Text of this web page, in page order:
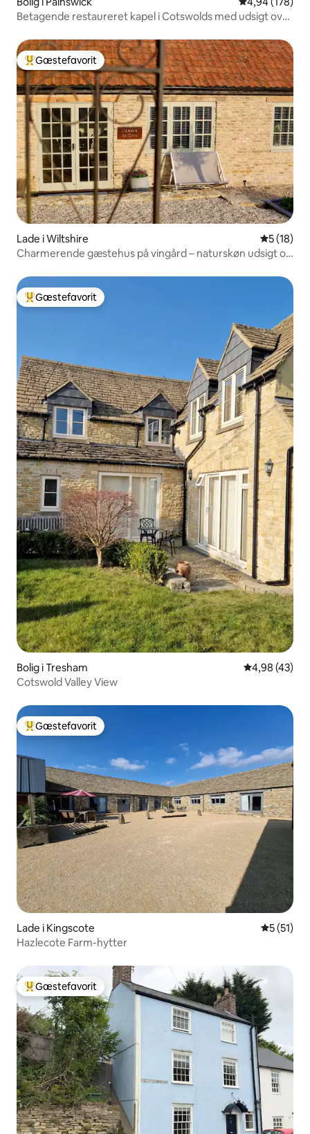
Betagende restaureret kapel i Cotswolds med udsigt over
Bedste gæstefavorit
Gæstefavorit
Lade i Wiltshire 5 ud af 5 i
5 (18)
Charmerende gæstehus på vingård – naturskøn udsigt og
Bedste gæstefavorit
Gæstefavorit
Bolig i Tresham 4,98 ud af 5 i
4,98 (43)
Cotswold Valley View
Bedste gæstefavorit
Gæstefavorit
Lade i Kingscote 5 ud af 5
5 (51)
Hazlecote Farm-hytter
Bedste gæstefavorit
Gæstefavorit